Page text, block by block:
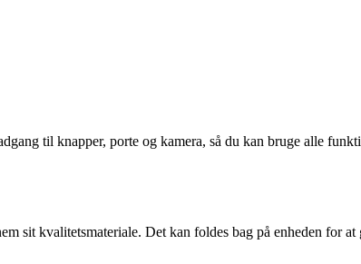
til knapper, porte og kamera, så du kan bruge alle
sit kvalitetsmateriale. Det kan foldes bag på enheden for